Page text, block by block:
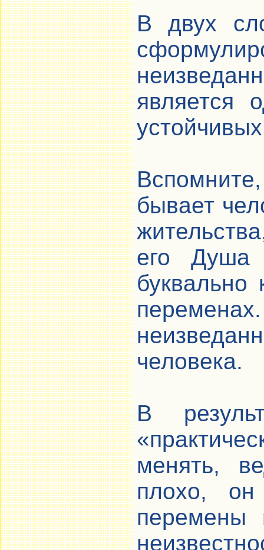
В двух
является
бывает
его
переменах.
человека.
В
менять,
плохо,
перемены